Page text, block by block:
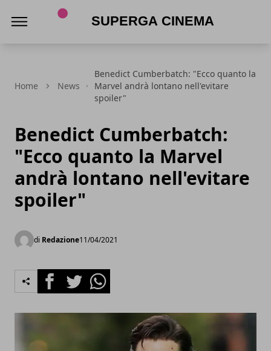
Home News
Benedict Cumberbatch: "Ecco quanto la
Marvel andrà lontano nell'evitare
spoiler"
Benedict Cumberbatch:
"Ecco quanto la Marvel
andrà lontano nell'evitare
spoiler"
di Redazione11/04/2021
FacebookTwitterWhatsapp